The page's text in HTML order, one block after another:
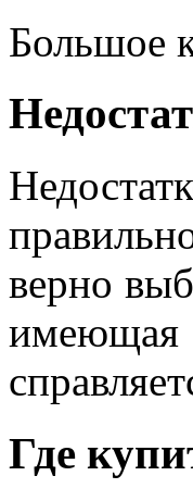
Большое
верно
Где